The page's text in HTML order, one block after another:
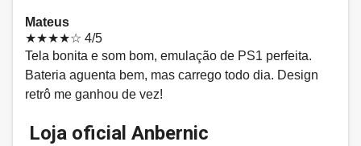
Mateus
★★★★☆ 4/5
Tela bonita e som bom, emulação de PS1 perfeita.
Bateria aguenta bem, mas carrego todo dia. Design
retrô me ganhou de vez!
Loja oficial Anbernic